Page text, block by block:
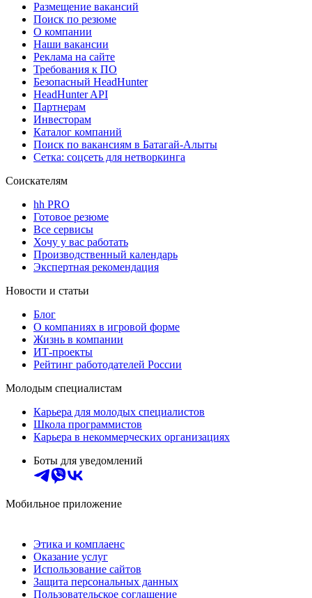
Размещение вакансий
Поиск по резюме
О компании
Наши вакансии
Реклама на сайте
Требования к ПО
Безопасный HeadHunter
HeadHunter API
Партнерам
Инвесторам
Каталог компаний
Поиск по вакансиям в Батагай-Алыты
Сетка: соцсеть для нетворкинга
Соискателям
hh PRO
Готовое резюме
Все сервисы
Хочу у вас работать
Производственный календарь
Экспертная рекомендация
Новости и статьи
Блог
О компаниях в игровой форме
Жизнь в компании
ИТ-проекты
Рейтинг работодателей России
Молодым специалистам
Карьера для молодых специалистов
Школа программистов
Карьера в некоммерческих организациях
Боты для уведомлений
Мобильное приложение
Этика и комплаенс
Оказание услуг
Использование сайтов
Защита персональных данных
Пользовательское соглашение